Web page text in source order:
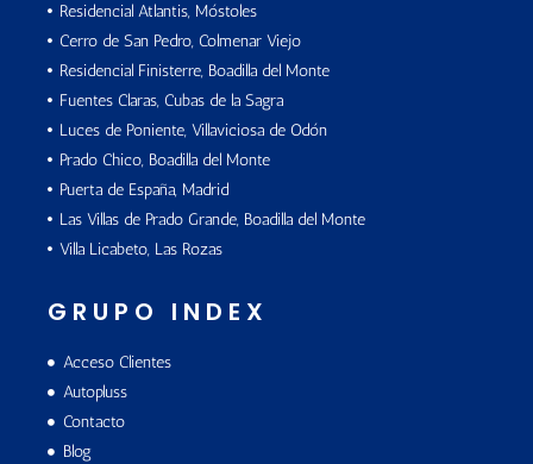
Residencial Atlantis, Móstoles
Cerro de San Pedro, Colmenar Viejo
Residencial Finisterre, Boadilla del Monte
Fuentes Claras, Cubas de la Sagra
Luces de Poniente, Villaviciosa de Odón
Prado Chico, Boadilla del Monte
Puerta de España, Madrid
Las Villas de Prado Grande, Boadilla del Monte
Villa Licabeto, Las Rozas
GRUPO INDEX
Acceso Clientes
Autopluss
Contacto
Blog